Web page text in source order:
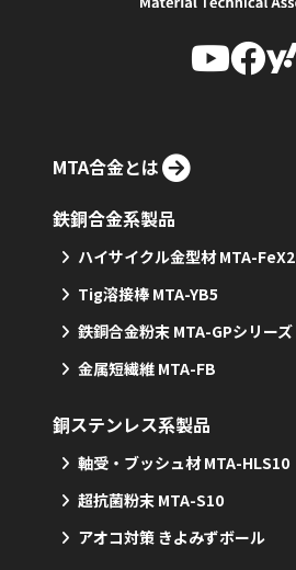
MTA合金とは
鉄銅合金系製品
ハイサイクル金型材 MTA-FeX2
Tig溶接棒 MTA-YB5
鉄銅合金粉末 MTA-GPシリーズ
金属短繊維 MTA-FB
銅ステンレス系製品
軸受・ブッシュ材 MTA-HLS10
超抗菌粉末 MTA-S10
アオコ対策 きよみずボール